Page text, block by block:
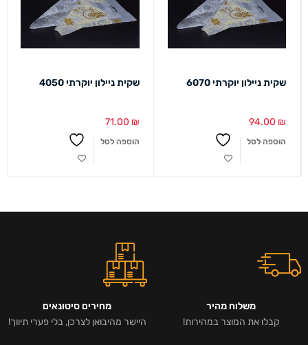
שקית ניילון יוקרתי 6070
94.00 ₪
הוספה לסל
שקית ניילון יוקרתי 4050
71.00 ₪
הוספה לסל
משלוח מהיר
קבלו את המוצר במהירות!
מחירים סיטונאים
היישר מהיבואן לצרכן, בלי פערי תיווך!